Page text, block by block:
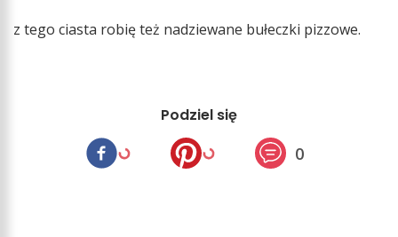
z tego ciasta robię też nadziewane bułeczki pizzowe.
Podziel się
0